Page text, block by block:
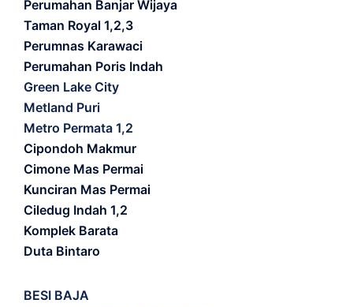
Perumahan Banjar Wijaya
Taman Royal 1,2,3
Perumnas Karawaci
Perumahan Poris Indah
Green Lake City
Metland Puri
Metro Permata 1,2
Cipondoh Makmur
Cimone Mas Permai
Kunciran Mas Permai
Ciledug Indah 1,2
Komplek Barata
Duta Bintaro
BESI BAJA